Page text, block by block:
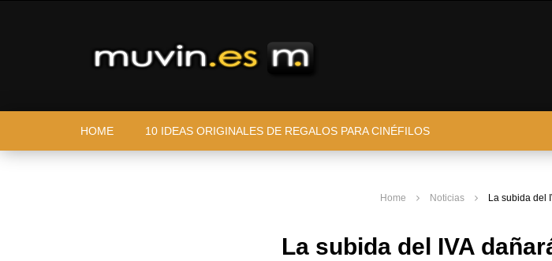
HOME 10 IDEAS ORIGINALES DE REGALOS PARA CINÉFILOS
Home Noticias La subida del
La subida del IVA